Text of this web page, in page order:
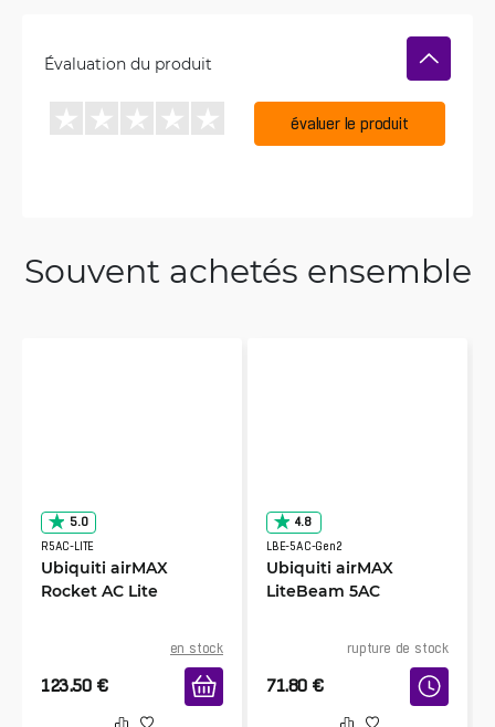
Évaluation du produit
évaluer le produit
Souvent achetés ensemble
5.0
R5AC-LITE
Ubiquiti airMAX
Rocket AC Lite
en stock
123.50 €
4.8
LBE-5AC-Gen2
Ubiquiti airMAX
LiteBeam 5AC
rupture de stock
71.80 €